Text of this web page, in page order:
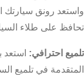
واستعد رونق سيارتك
تحافظ على طلاء
تلميع احترافي: استعد
المتقدمة في تلميع